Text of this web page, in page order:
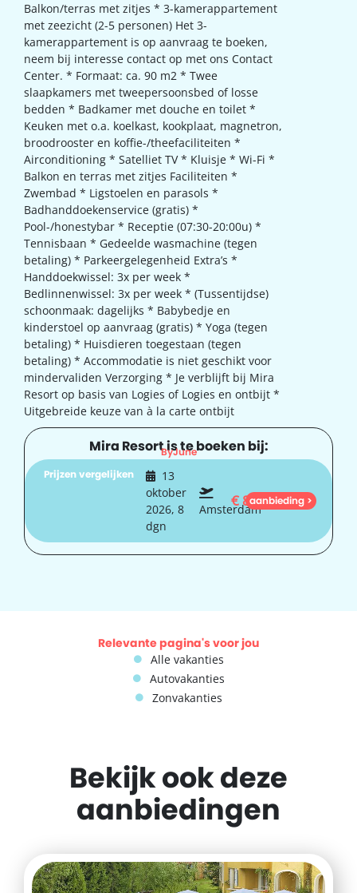
Balkon/terras met zitjes * 3-kamerappartement
met zeezicht (2-5 personen) Het 3-
kamerappartement is op aanvraag te boeken,
neem bij interesse contact op met ons Contact
Center. * Formaat: ca. 90 m2 * Twee
slaapkamers met tweepersoonsbed of losse
bedden * Badkamer met douche en toilet *
Keuken met o.a. koelkast, kookplaat, magnetron,
broodrooster en koffie-/theefaciliteiten *
Airconditioning * Satelliet TV * Kluisje * Wi-Fi *
Balkon en terras met zitjes Faciliteiten *
Zwembad * Ligstoelen en parasols *
Badhanddoekenservice (gratis) *
Pool-/honestybar * Receptie (07:30-20:00u) *
Tennisbaan * Gedeelde wasmachine (tegen
betaling) * Parkeergelegenheid Extra’s *
Handdoekwissel: 3x per week *
Bedlinnenwissel: 3x per week * (Tussentijdse)
schoonmaak: dagelijks * Babybedje en
kinderstoel op aanvraag (gratis) * Yoga (tegen
betaling) * Huisdieren toegestaan (tegen
betaling) * Accommodatie is niet geschikt voor
mindervaliden Verzorging * Je verblijft bij Mira
Resort op basis van Logies of Logies en ontbijt *
Uitgebreide keuze van à la carte ontbijt
Mira Resort is te boeken bij:
ByJune
Prijzen vergelijken
13
oktober
2026, 8
dgn
Amsterdam
€855
aanbieding >
Relevante pagina's voor jou
Alle vakanties
Autovakanties
Zonvakanties
Bekijk ook deze
aanbiedingen